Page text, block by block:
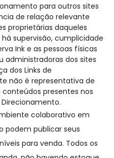
para outros sites
de relação relevante
proprietárias daqueles
supervisão, cumplicidade
Ink e as pessoas físicas
administradoras dos sites
dos Links de
não é representativa de
conteúdos presentes nos
colaborativo em
podem publicar seus
para venda. Todos os